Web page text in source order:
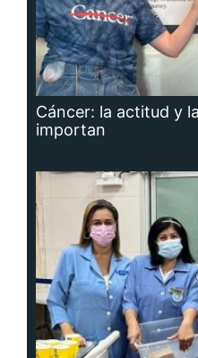
Cáncer: la actitud y
importan